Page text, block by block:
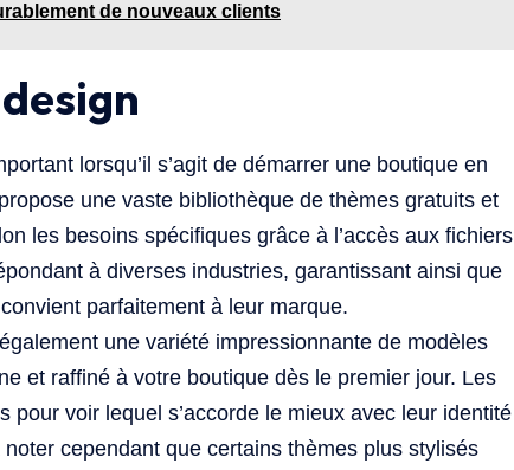
de nouveaux clients
lorsqu’il s’agit de démarrer une boutique en
une vaste bibliothèque de thèmes gratuits et
les besoins spécifiques grâce à l’accès aux fichiers
à diverses industries, garantissant ainsi que
parfaitement à leur marque.
une variété impressionnante de modèles
et raffiné à votre boutique dès le premier jour. Les
pour voir lequel s’accorde le mieux avec leur identité
cependant que certains thèmes plus stylisés